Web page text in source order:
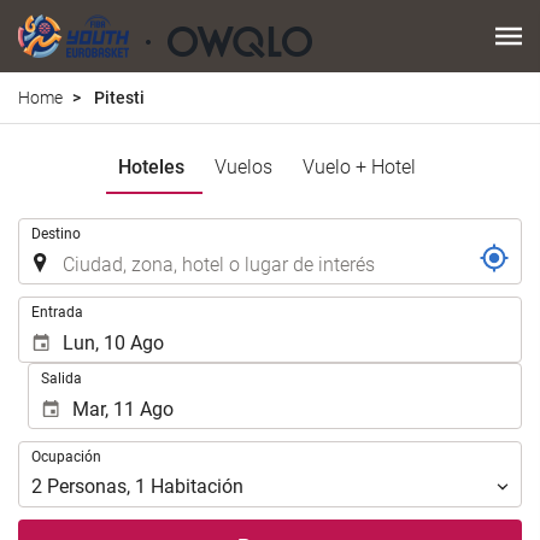
Home Pitesti
Hoteles Vuelos Vuelo + Hotel
Introduzca
lugar
de
destino
en
que
realizar
búsqueda
de
Destino
Introduzca
las
fechas
inicio
fin
para
realizar
Entrada
Salida
Ocupación
Ocupación
2 Personas, 1 Habitación